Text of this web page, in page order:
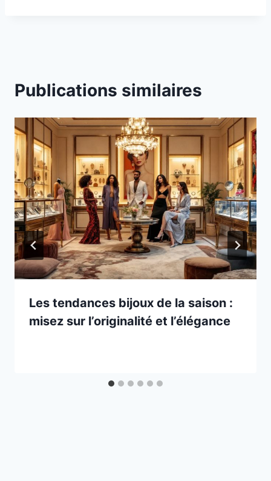
Publications similaires
Les tendances bijoux de la saison :
misez sur l’originalité et l’élégance